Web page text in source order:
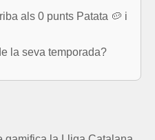
als 0 punts Patata 🥔 i
la seva temporada?